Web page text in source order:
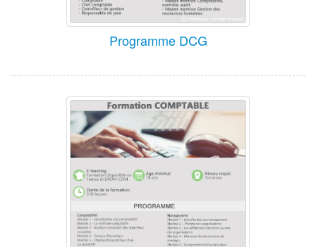
Programme DCG